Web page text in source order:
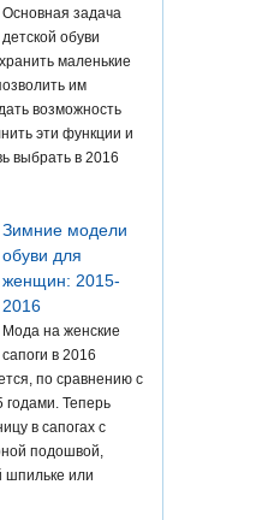
Основная задача
детской обуви
маленькие
им
возможность
эти функции и
выбрать в 2016
Зимние модели
обуви для
женщин: 2015-
2016
Мода на женские
сапоги в 2016
по сравнению с
Теперь
в сапогах с
подошвой,
шпильке или